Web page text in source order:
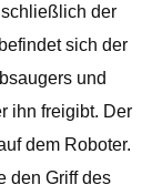
der
sich der
und
ihn freigibt. Der
dem Roboter.
den Griff des